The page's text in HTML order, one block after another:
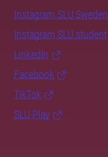
Instagram SLU.Sweden
Instagram SLU.student
LinkedIn
Facebook
TikTok
SLU Play